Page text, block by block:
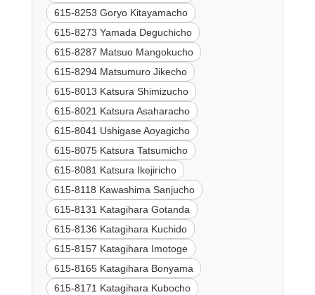
615-8253 Goryo Kitayamacho
615-8273 Yamada Deguchicho
615-8287 Matsuo Mangokucho
615-8294 Matsumuro Jikecho
615-8013 Katsura Shimizucho
615-8021 Katsura Asaharacho
615-8041 Ushigase Aoyagicho
615-8075 Katsura Tatsumicho
615-8081 Katsura Ikejiricho
615-8118 Kawashima Sanjucho
615-8131 Katagihara Gotanda
615-8136 Katagihara Kuchido
615-8157 Katagihara Imotoge
615-8165 Katagihara Bonyama
615-8171 Katagihara Kubocho